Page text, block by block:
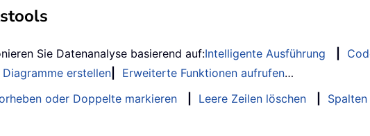
Sie Datenanalyse basierend auf:Intelligente Ausführung
erstellen Erweiterte Funktionen aufrufen…
oder Doppelte markieren Leere Zeilen löschen